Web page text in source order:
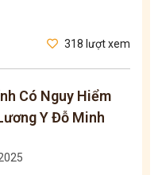
318 lượt xem
Có Nguy Hiểm
Y Đỗ Minh